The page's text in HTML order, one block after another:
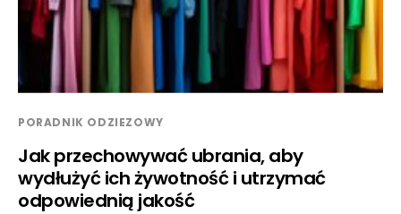
PORADNIK ODZIEZOWY
Jak przechowywać ubrania, aby
wydłużyć ich żywotność i utrzymać
odpowiednią jakość